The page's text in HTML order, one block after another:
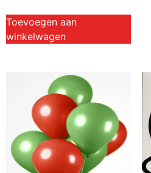
Toevoegen aan
winkelwagen